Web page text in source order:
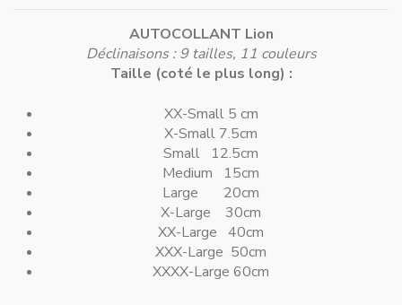
AUTOCOLLANT Lion
Déclinaisons : 9 tailles, 11 couleurs
Taille (coté le plus long) :
XX-Small 5 cm
X-Small 7.5cm
Small 12.5cm
Medium 15cm
Large 20cm
X-Large 30cm
XX-Large 40cm
XXX-Large 50cm
XXXX-Large 60cm